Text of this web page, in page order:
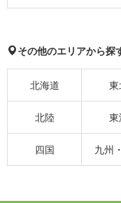
その他のエリアから探
北海道
北陸
四国 九州